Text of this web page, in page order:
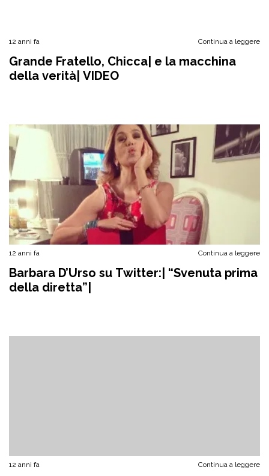
12 anni fa Continua a leggere
Grande Fratello, Chicca| e la macchina
della verità| VIDEO
12 anni fa Continua a leggere
Barbara D’Urso su Twitter:| “Svenuta prima
della diretta”|
12 anni fa Continua a leggere